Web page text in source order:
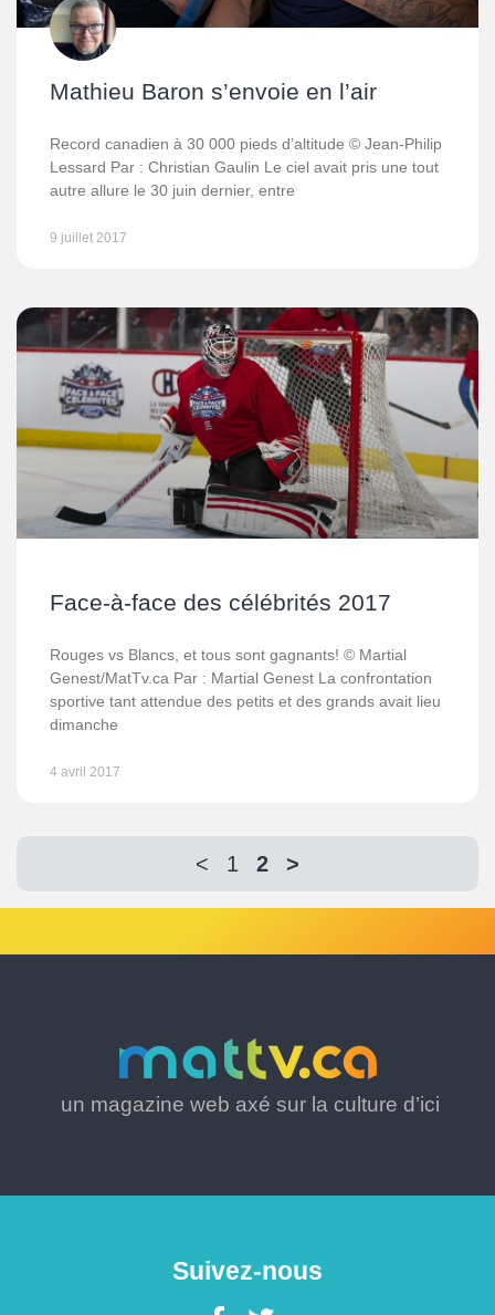
Mathieu Baron s’envoie en l’air
Record canadien à 30 000 pieds d’altitude © Jean-Philip
Lessard Par : Christian Gaulin Le ciel avait pris une tout
autre allure le 30 juin dernier, entre
9 juillet 2017
Face-à-face des célébrités 2017
Rouges vs Blancs, et tous sont gagnants! © Martial
Genest/MatTv.ca Par : Martial Genest La confrontation
sportive tant attendue des petits et des grands avait lieu
dimanche
4 avril 2017
< 1 2 >
un magazine web axé sur la culture d’ici
Suivez-nous